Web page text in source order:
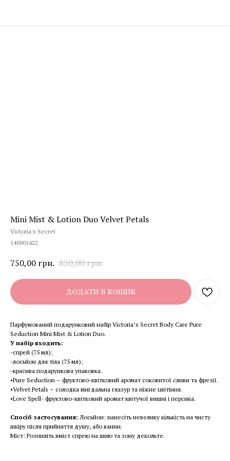
Mini Mist & Lotion Duo Velvet Petals
Victoria's Secret
140001422
750,00 грн. 850,00грн.
ДОДАТИ В КОШИК
Парфумований подарунковий набір Victoria’s Secret Body Care Pure
Seduction Mini Mist & Lotion Duo.
У набір входить:
-спрей (75 мл);
-лосьйон для тіла (75 мл);
-красива подарункова упаковка.
•Pure Seduction – фруктово-квітковий аромат соковитої сливи та фрезії.
•Velvet Petals – солодка мигдальна глазур та ніжне цвітіння.
•Love Spell- фруктово-квітковий аромат квітучої вишні і персика.
Спосіб застосування: Лосьйон: нанесіть невелику кількість на чисту
шкіру після прийняття душу, або ванни.
Міст: Розпиліть вміст спрею на шию та зону декольте.